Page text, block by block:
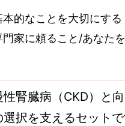
的なことを大切にする
家に頼ること/あなた
腎臓病（CKD）と
択を支えるセットで